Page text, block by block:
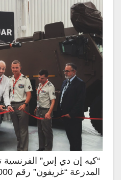
“كيه إن دي إس” الفرنسية
المدرعة “غريفون” رقم 1000 لخط الإنتاج